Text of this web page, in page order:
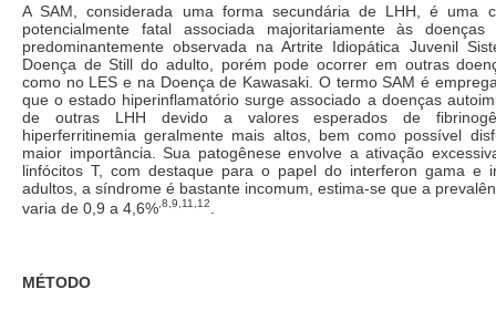
A SAM, considerada uma forma secundária de LHH, é uma
potencialmente fatal associada majoritariamente às doenças
predominantemente observada na Artrite Idiopática Juvenil
Doença de Still do adulto, porém pode ocorrer em outras
como no LES e na Doença de Kawasaki. O termo SAM é
que o estado hiperinflamatório surge associado a doenças
de outras LHH devido a valores esperados de
hiperferritinemia geralmente mais altos, bem como possível
maior importância. Sua patogênese envolve a ativação
linfócitos T, com destaque para o papel do interferon gama e
adultos, a síndrome é bastante incomum, estima-se que a
varia de 0,9 a 4,6% ,8,9,11,12
MÉTODO